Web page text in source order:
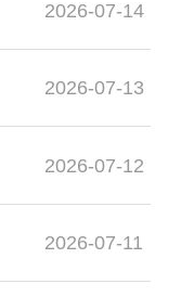
2026-07-14
2026-07-13
2026-07-12
2026-07-11